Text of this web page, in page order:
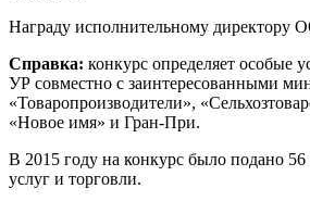
Награду исполнительному директору
Справка: конкурс определяет особые
УР совместно с заинтересованными
«Товаропроизводители»,
«Новое имя» и Гран-При.
В 2015 году на конкурс было подано
услуг и торговли.